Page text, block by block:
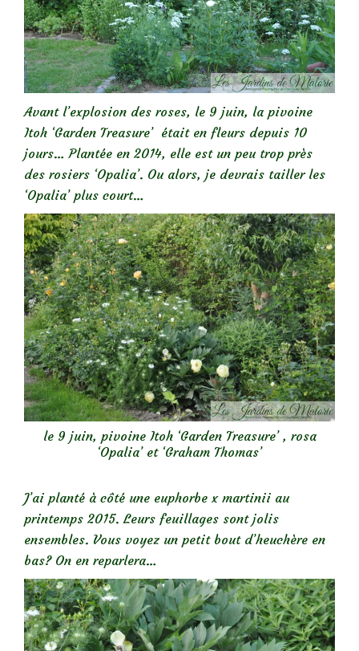
Avant l’explosion des roses, le 9 juin, la pivoine
Itoh ‘Garden Treasure’ était en fleurs depuis 10
jours… Plantée en 2014, elle est un peu trop près
des rosiers ‘Opalia’. Ou alors, je devrais tailler les
‘Opalia’ plus court…
le 9 juin, pivoine Itoh ‘Garden Treasure’ , rosa
‘Opalia’ et ‘Graham Thomas’
J’ai planté à côté une euphorbe x martinii au
printemps 2015. Leurs feuillages sont jolis
ensembles. Vous voyez un petit bout d’heuchère en
bas? On en reparlera…